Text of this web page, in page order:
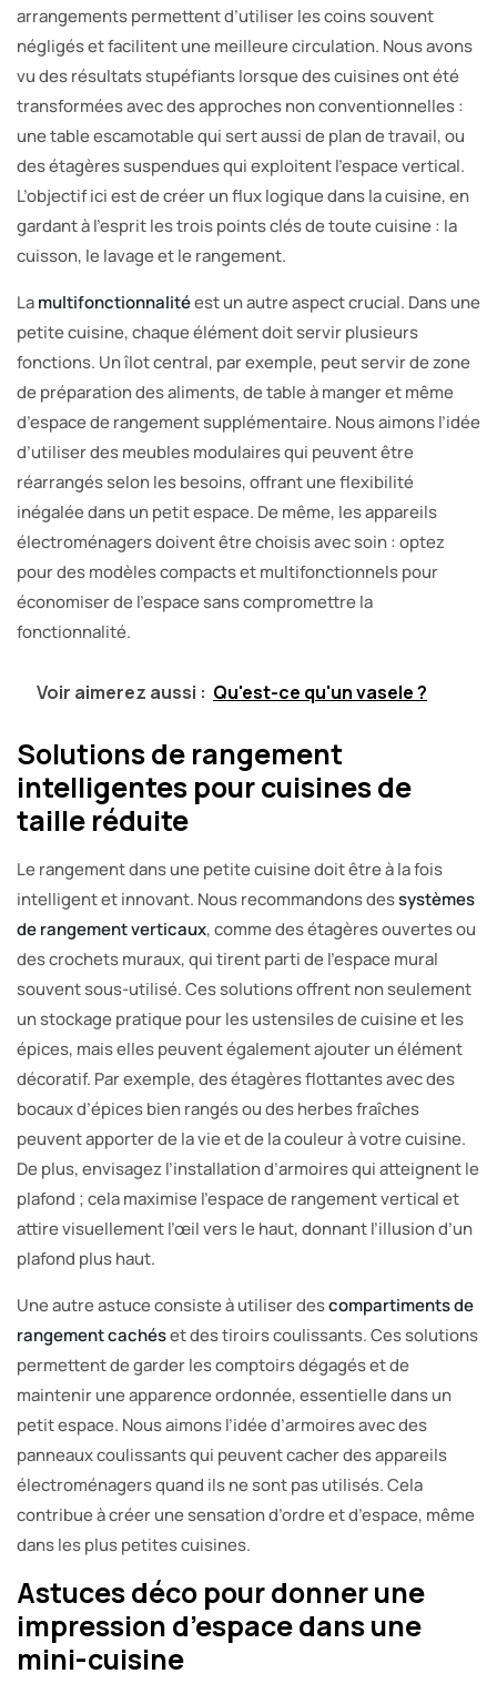
arrangements permettent d’utiliser les coins souvent
négligés et facilitent une meilleure circulation. Nous avons
vu des résultats stupéfiants lorsque des cuisines ont été
transformées avec des approches non conventionnelles :
une table escamotable qui sert aussi de plan de travail, ou
des étagères suspendues qui exploitent l’espace vertical.
L’objectif ici est de créer un flux logique dans la cuisine, en
gardant à l’esprit les trois points clés de toute cuisine : la
cuisson, le lavage et le rangement.
Lamultifonctionnalitéest un autre aspect crucial. Dans une
petite cuisine, chaque élément doit servir plusieurs
fonctions. Un îlot central, par exemple, peut servir de zone
de préparation des aliments, de table à manger et même
d’espace de rangement supplémentaire. Nous aimons l’idée
d’utiliser des meubles modulaires qui peuvent être
réarrangés selon les besoins, offrant une flexibilité
inégalée dans un petit espace. De même, les appareils
électroménagers doivent être choisis avec soin : optez
pour des modèles compacts et multifonctionnels pour
économiser de l’espace sans compromettre la
fonctionnalité.
Voir aimerez aussi : Qu'est-ce qu'un vasele ?
Solutions de rangement
intelligentes pour cuisines de
taille réduite
Le rangement dans une petite cuisine doit être à la fois
intelligent et innovant. Nous recommandons dessystèmes
de rangement verticaux, comme des étagères ouvertes ou
des crochets muraux, qui tirent parti de l’espace mural
souvent sous-utilisé. Ces solutions offrent non seulement
un stockage pratique pour les ustensiles de cuisine et les
épices, mais elles peuvent également ajouter un élément
décoratif. Par exemple, des étagères flottantes avec des
bocaux d’épices bien rangés ou des herbes fraîches
peuvent apporter de la vie et de la couleur à votre cuisine.
De plus, envisagez l’installation d’armoires qui atteignent le
plafond ; cela maximise l’espace de rangement vertical et
attire visuellement l’œil vers le haut, donnant l’illusion d’un
plafond plus haut.
Une autre astuce consiste à utiliser descompartiments de
rangement cachéset des tiroirs coulissants. Ces solutions
permettent de garder les comptoirs dégagés et de
maintenir une apparence ordonnée, essentielle dans un
petit espace. Nous aimons l’idée d’armoires avec des
panneaux coulissants qui peuvent cacher des appareils
électroménagers quand ils ne sont pas utilisés. Cela
contribue à créer une sensation d’ordre et d’espace, même
dans les plus petites cuisines.
Astuces déco pour donner une
impression d’espace dans une
mini-cuisine